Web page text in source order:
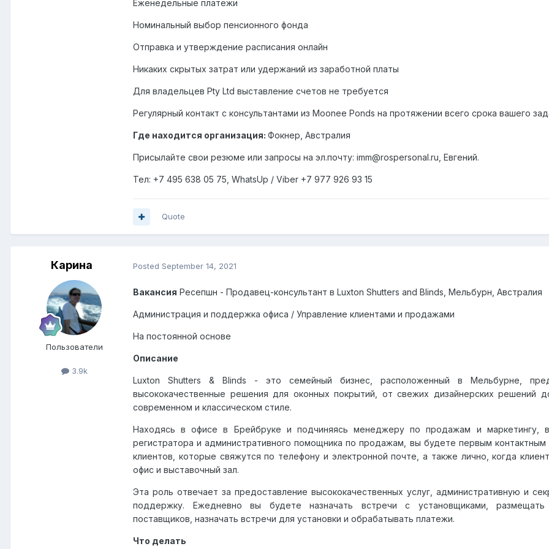
Еженедельные платежи
Номинальный выбор пенсионного фонда
Отправка и утверждение расписания онлайн
Никаких скрытых затрат или удержаний из заработной платы
Для владельцев Pty Ltd выставление счетов не требуется
Регулярный контакт с консультантами из Moonee Ponds на протяжении всего срока вашего
Где находится организация: Фокнер, Австралия
Присылайте свои резюме или запросы на эл.почту: imm@rospersonal.ru, Евгений.
Тел: +7 495 638 05 75, WhatsUp / Viber +7 977 926 93 15
Quote
Карина
Пользователи
3.9k
Posted September 14, 2021
Вакансия Ресепшн - Продавец-консультант в Luxton Shutters and Blinds , Мельбурн, Австралия
Администрация и поддержка офиса / Управление клиентами и продажами
На постоянной основе
Описание
Luxton Shutters & Blinds - это семейный бизнес, расположенный в Мельбурне,
высококачественные решения для оконных покрытий, от свежих дизайнерских решений
современном и классическом стиле.
Находясь в офисе в Брейбруке и подчиняясь менеджеру по продажам и маркетингу, в
регистратора и административного помощника по продажам, вы будете первым
клиентов, которые свяжутся по телефону и электронной почте, а также лично, когда
офис и выставочный зал.
Эта роль отвечает за предоставление высококачественных услуг, административную и
поддержку. Ежедневно вы будете назначать встречи с установщиками,
поставщиков, назначать встречи для установки и обрабатывать платежи.
Что делать